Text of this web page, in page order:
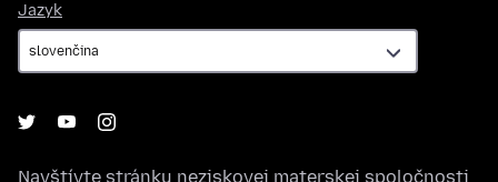
Jazyk
Navštívte stránku neziskovej materskej spoločnosti